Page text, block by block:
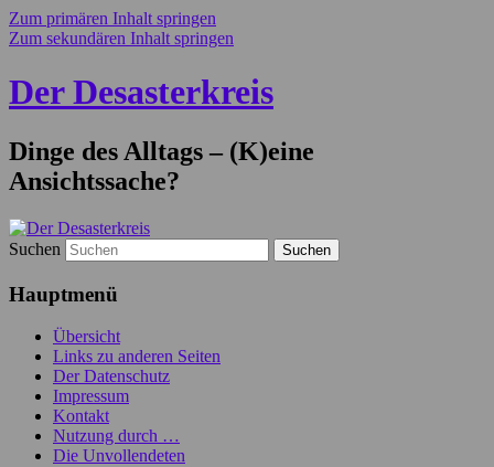
Zum primären Inhalt springen
Zum sekundären Inhalt springen
Der Desasterkreis
Dinge des Alltags – (K)eine
Ansichtssache?
Suchen
Hauptmenü
Übersicht
Links zu anderen Seiten
Der Datenschutz
Impressum
Kontakt
Nutzung durch …
Die Unvollendeten